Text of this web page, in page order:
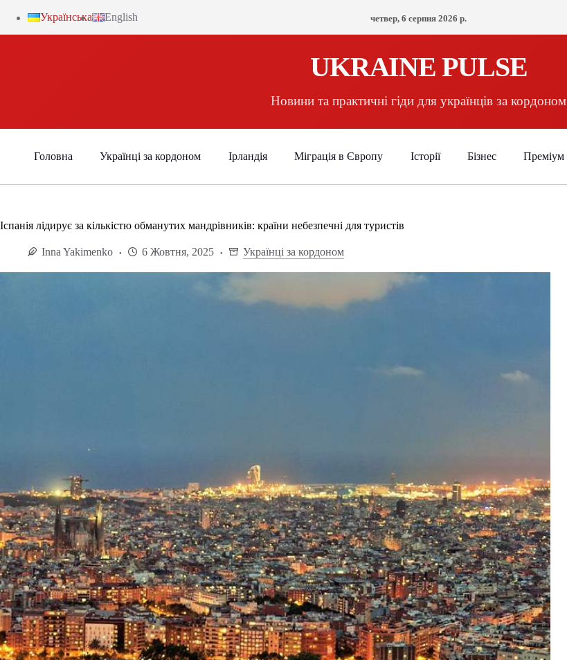
Українська English четвер, 6 серпня 2026 р.
UKRAINE PULSE
Новини та практичні гіди для українців за кордоном
Головна Українці за кордоном Ірландія Міграція в Європу Історії Бізнес Преміум
Іспанія лідирує за кількістю обманутих мандрівників: країни небезпечні для туристів
Inna Yakimenko 6 Жовтня, 2025 Українці за кордоном